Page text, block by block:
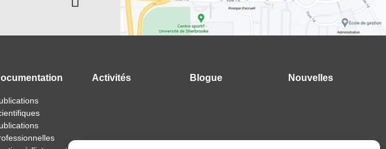
Activités Blogue Nouvelles